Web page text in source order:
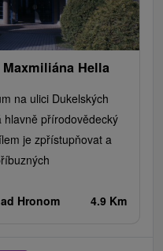
Hella
na ulici Dukelských
hlavně přírodovědecký
je zpřístupňovat a
Hronom 4.9 Km